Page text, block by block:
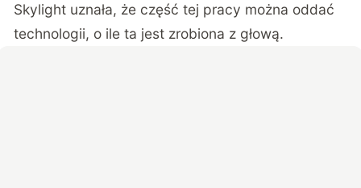
Skylight uznała, że część tej pracy można oddać
technologii, o ile ta jest zrobiona z głową.